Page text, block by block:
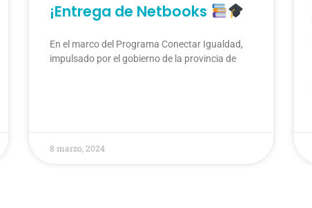
¡Entrega de Netbooks
En el marco del Programa Conectar Igualdad,
impulsado por el gobierno de la provincia de
8 marzo, 2024